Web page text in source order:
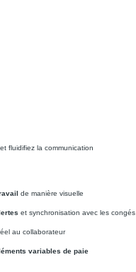
fluidifiez la communication
de manière visuelle
et synchronisation avec les congés
au collaborateur
variables de paie